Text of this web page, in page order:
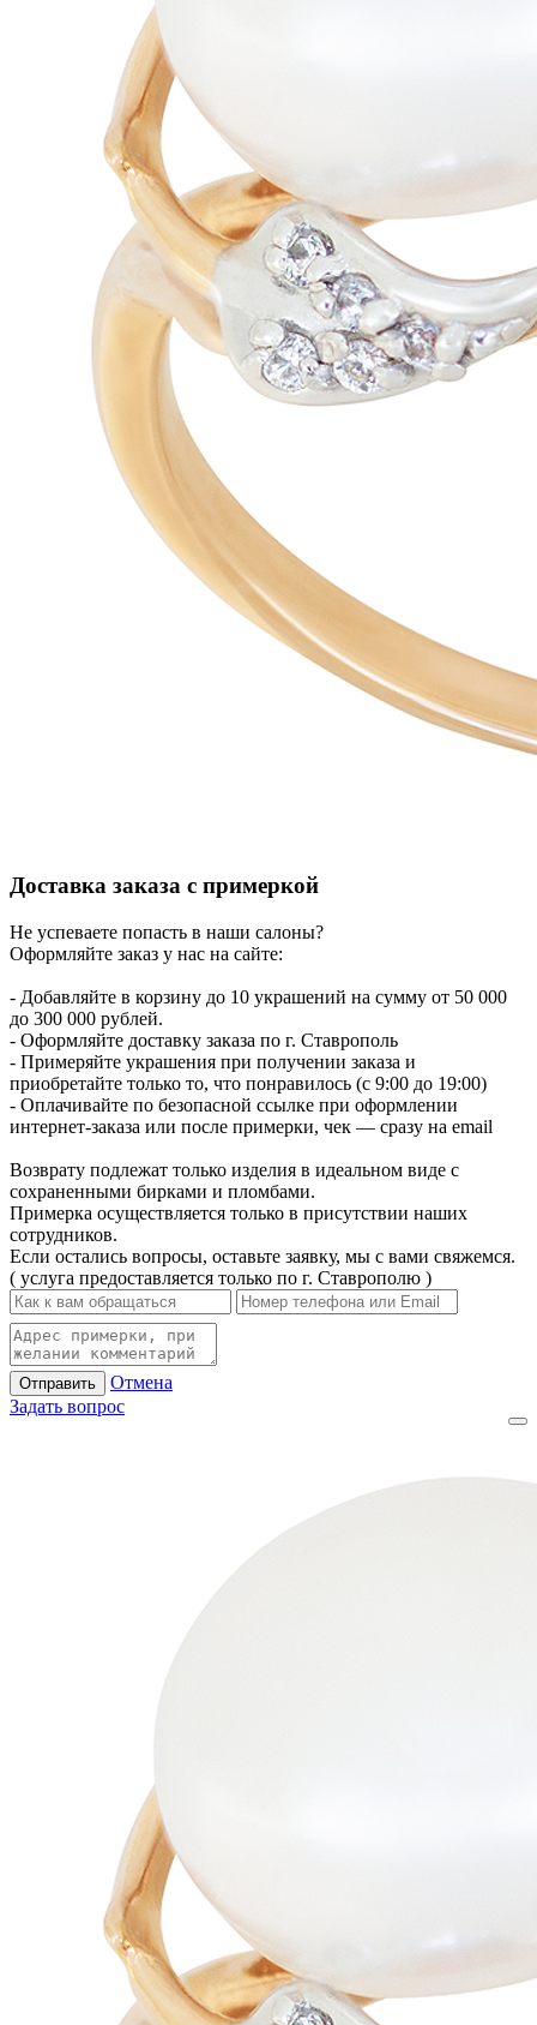
Доставка заказа с примеркой
Не успеваете попасть в наши салоны?
Оформляйте заказ у нас на сайте:
- Добавляйте в корзину до 10 украшений на сумму от 50 000
до 300 000 рублей.
- Оформляйте доставку заказа по г. Ставрополь
- Примеряйте украшения при получении заказа и
приобретайте только то, что понравилось (с 9:00 до 19:00)
- Оплачивайте по безопасной ссылке при оформлении
интернет-заказа или после примерки, чек — сразу на email
Возврату подлежат только изделия в идеальном виде с
сохраненными бирками и пломбами.
Примерка осуществляется только в присутствии наших
сотрудников.
Если остались вопросы, оставьте заявку, мы с вами свяжемся.
( услуга предоставляется только по г. Ставрополю )
Отправить
Отмена
Задать вопрос